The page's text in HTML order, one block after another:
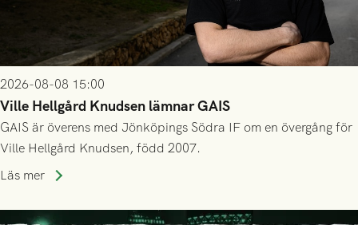
2026-08-08 15:00
Ville Hellgård Knudsen lämnar GAIS
GAIS är överens med Jönköpings Södra IF om en övergång för
Ville Hellgård Knudsen, född 2007.
Läs mer